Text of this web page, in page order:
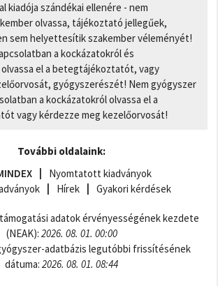
kiadója szándékai ellenére - nem
olvassa, tájékoztató jellegűek,
sem helyettesítik szakember véleményét!
a kockázatokról és
el a betegtájékoztatót, vagy
gyógyszerészét! Nem gyógyszer
a kockázatokról olvassa el a
vagy kérdezze meg kezelőorvosát!
További oldalaink:
Nyomtatott kiadványok
Hírek Gyakori kérdések
adatok érvényességének kezdete
(NEAK): 2026. 08. 01. 00:00
adatbázis legutóbbi frissítésének
dátuma: 2026. 08. 01. 08:44